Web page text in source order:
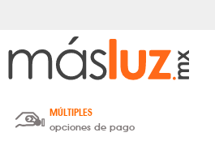
MÚLTIPLES
opciones de pago